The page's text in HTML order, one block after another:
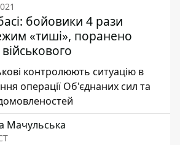
бойовики 4 рази
«тиші», поранено
контролюють ситуацію в
операції Об'єднаних сил та
Мачульська